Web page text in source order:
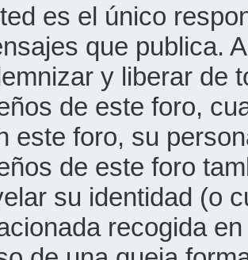
es el único
que publica.
y liberar de
de este foro,
este foro, su
de este foro
su identidad (o
recogida